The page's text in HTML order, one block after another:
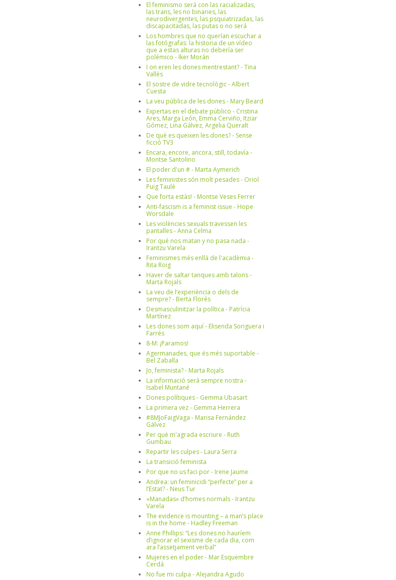
El feminismo será con las racializadas,
las trans, les no binaries, las
neurodivergentes, las psquiatrizadas, las
discapacitadas, las putas o no será
Los hombres que no querían escuchar a
las fotógrafas: la historia de un vídeo
que a estas alturas no debería ser
polémico - Iker Morán
I on eren les dones mentrestant? - Tina
Vallès
El sostre de vidre tecnològic - Albert
Cuesta
La veu pública de les dones - Mary Beard
Expertas en el debate público - Cristina
Ares, Marga León, Emma Cerviño, Itziar
Gómez, Lina Gálvez, Argelia Queralt
De què es queixen les dones? - Sense
ficció TV3
Encara, encore, ancora, still, todavía -
Montse Santolino
El poder d'un # - Marta Aymerich
Les feministes són molt pesades - Oriol
Puig Taulé
Que forta estàs! - Montse Veses Ferrer
Anti-fascism is a feminist issue - Hope
Worsdale
Les violències sexuals travessen les
pantalles - Anna Celma
Por qué nos matan y no pasa nada -
Irantzu Varela
Feminismes més enllà de l'acadèmia -
Rita Roig
Haver de saltar tanques amb talons -
Marta Rojals
La veu de l’experiència o dels de
sempre? - Berta Florés
Desmasculinitzar la política - Patrícia
Martínez
Les dones som aquí - Elisenda Soriguera i
Farrés
8-M: ¡Paramos!
Agermanades, que és més suportable -
Bel Zaballa
Jo, feminista? - Marta Rojals
La informació serà sempre nostra -
Isabel Muntané
Dones polítiques - Gemma Ubasart
La primera vez - Gemma Herrera
#8MJoFaigVaga - Marisa Fernández
Gálvez
Per què m'agrada escriure - Ruth
Gumbau
Repartir les culpes - Laura Serra
La transició feminista
Por que no us faci por - Irene Jaume
Andrea: un feminicidi “perfecte” per a
l’Estat? - Neus Tur
«Manadas» d’homes normals - Irantzu
Varela
The evidence is mounting – a man’s place
is in the home - Hadley Freeman
Anne Phillips: “Les dones no hauríem
d’ignorar el sexisme de cada dia, com
ara l’assetjament verbal”
Mujeres en el poder - Mar Esquembre
Cerdá
No fue mi culpa - Alejandra Agudo